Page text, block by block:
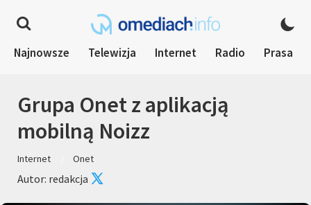
Najnowsze Telewizja Internet Radio Prasa
Grupa Onet z aplikacją
mobilną Noizz
Internet Onet
Autor: redakcja